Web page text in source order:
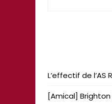
L’effectif de l’AS
[Amical]